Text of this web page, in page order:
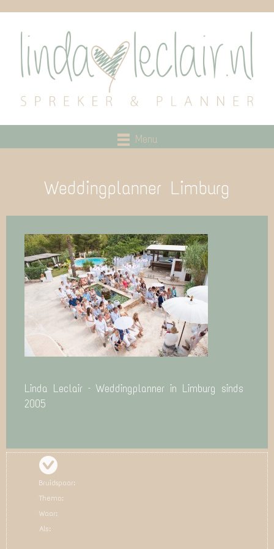
Menu
Weddingplanner Limburg
Linda Leclair – Weddingplanner in Limburg sinds
2005
Bruidspaar:
Thema:
Waar:
Als: